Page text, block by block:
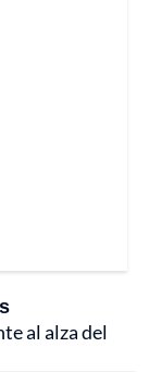
al alza del